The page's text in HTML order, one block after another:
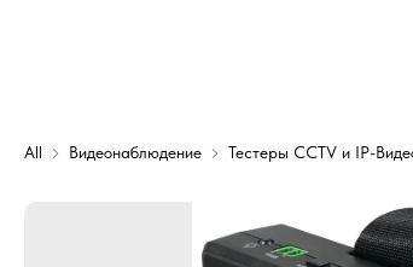
All Видеонаблюдение Тестеры CCTV и IP-